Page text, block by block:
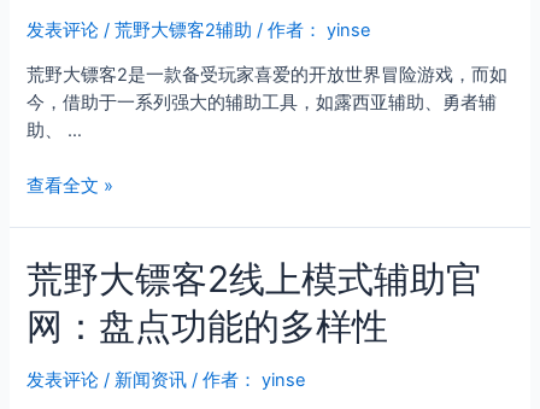
道
上
式
日
常
法
探
发表评论 /荒野大镖客2辅助 / 作者： yinse
荒野大镖客2是一款备受玩家喜爱的开放世界冒险游戏，而如
今，借助于一系列强大的辅助工具，如露西亚辅助、勇者辅
助、 …
荒
镖
客
2
辅
助
查看全文 »
荒野大镖客2线上模式辅助官
网：盘点功能的多样性
发表评论 / 新闻资讯 / 作者： yinse